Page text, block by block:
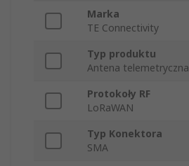
Marka
TE Connectivity
Typ produktu
Antena telemetryczna
Protokoły RF
LoRaWAN
Typ Konektora
SMA